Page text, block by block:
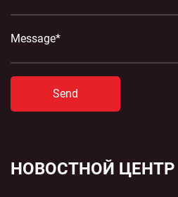
Send
НОВОСТНОЙ ЦЕНТР